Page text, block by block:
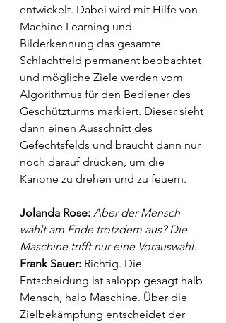
entwickelt. Dabei wird mit Hilfe von
Machine Learning und
Bilderkennung das gesamte
Schlachtfeld permanent beobachtet
und mögliche Ziele werden vom
Algorithmus für den Bediener des
Geschützturms markiert. Dieser sieht
dann einen Ausschnitt des
Gefechtsfelds und braucht dann nur
noch darauf drücken, um die
Kanone zu drehen und zu feuern.
Jolanda Rose: Aber der Mensch
wählt am Ende trotzdem aus? Die
Maschine trifft nur eine Vorauswahl.
Frank Sauer: Richtig. Die
Entscheidung ist salopp gesagt halb
Mensch, halb Maschine. Über die
Zielbekämpfung entscheidet der